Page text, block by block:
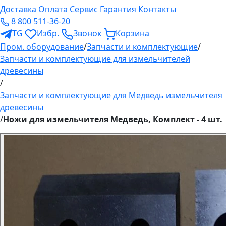
Доставка Оплата Сервис Гарантия Контакты
8 800 511-36-20
TG
Избр. Звонок
Корзина
Пром. оборудование/Запчасти и комплектующие/
Запчасти и комплектующие для измельчителей
древесины
/
Запчасти и комплектующие для Медведь измельчителя
древесины
/Ножи для измельчителя Медведь, Комплект - 4 шт.